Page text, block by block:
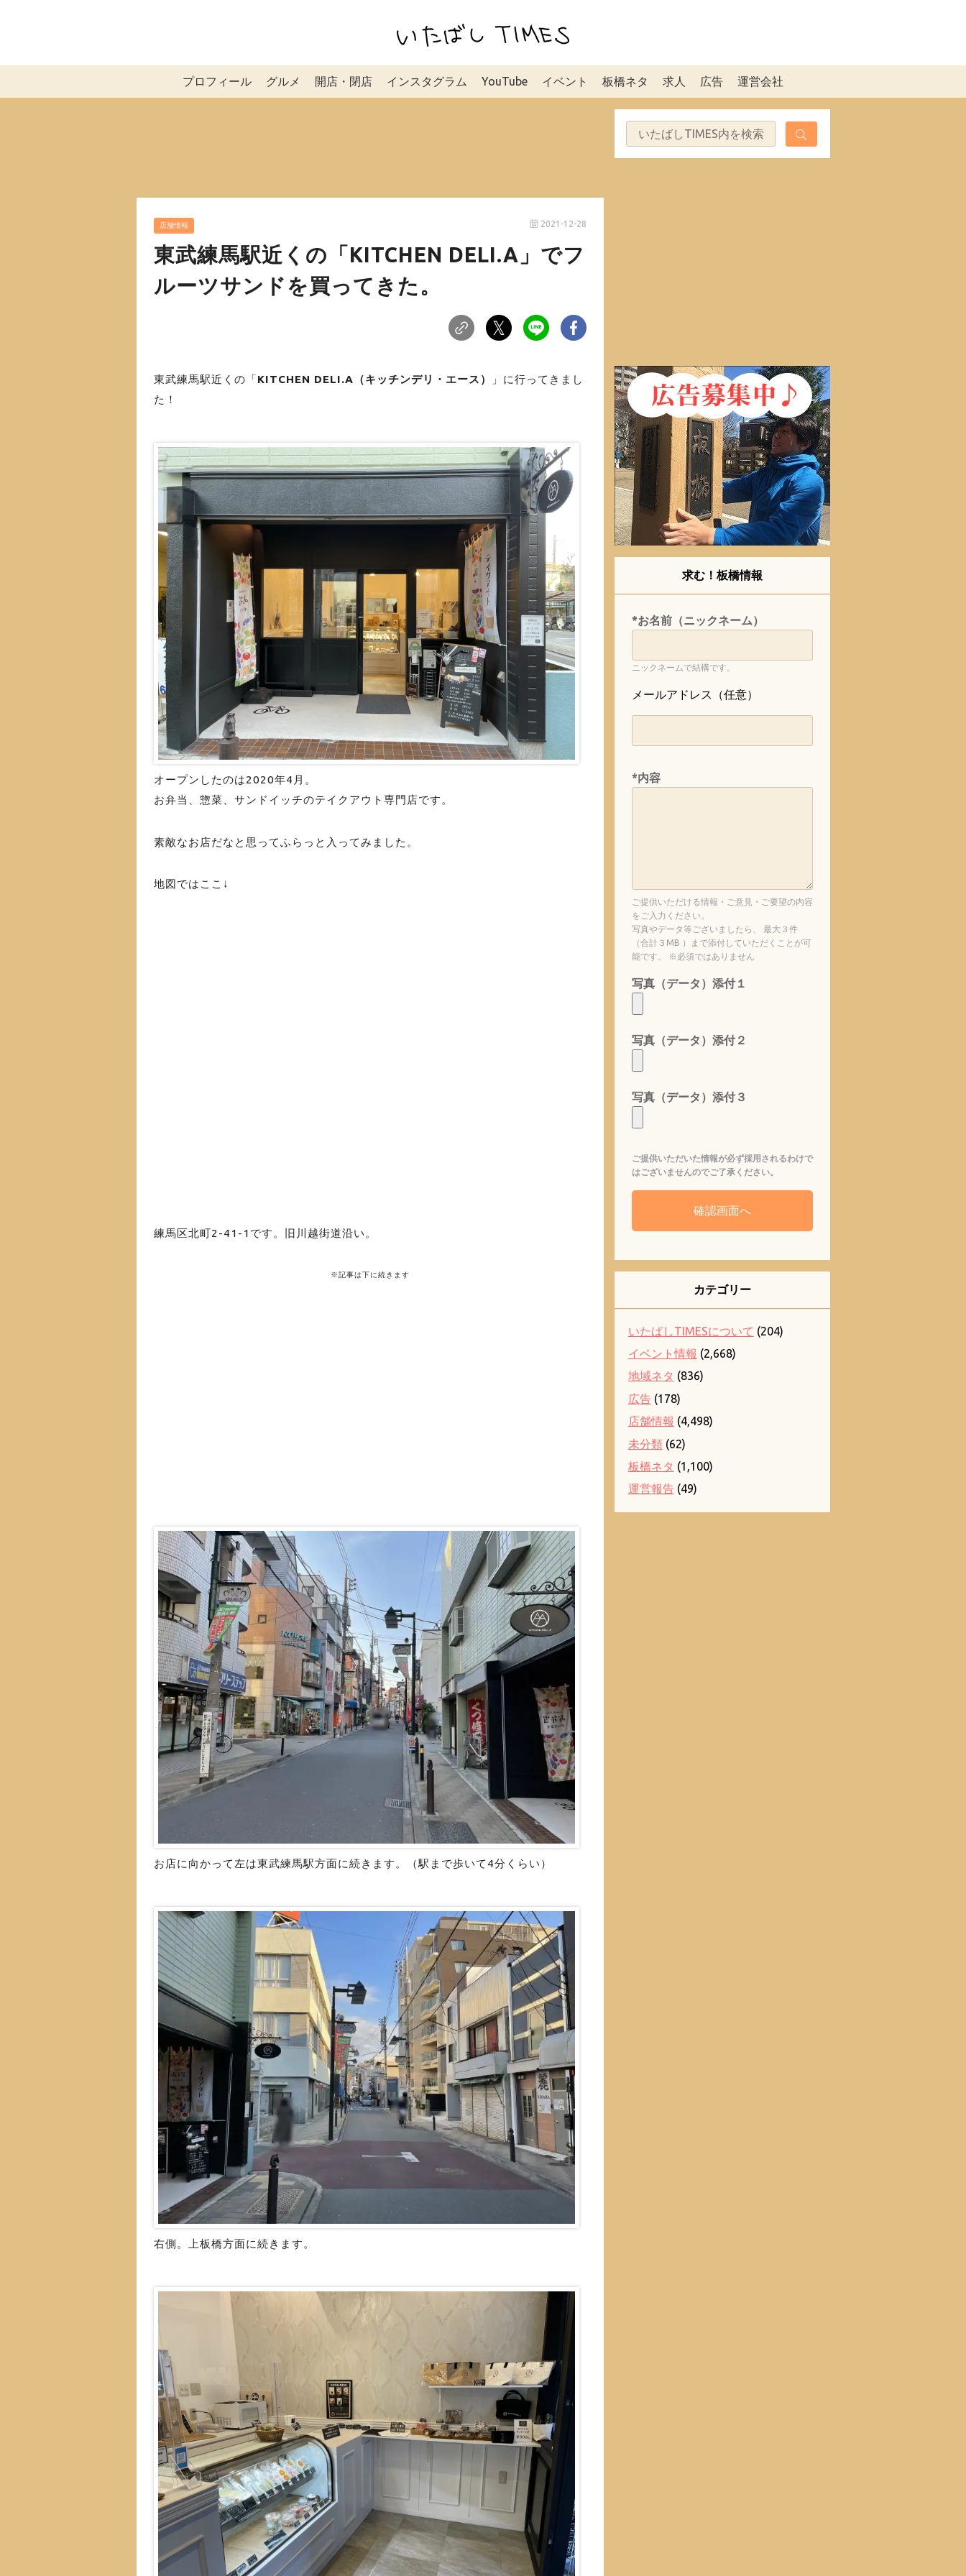
プロフィール グルメ 開店・閉店 インスタグラム YouTube イベント 板橋ネタ 求人 広告 運営会社
店舗情報 2021-12-28
東武練馬駅近くの「KITCHEN DELI.A」でフ
ルーツサンドを買ってきた。
東武練馬駅近くの「KITCHEN DELI.A（キッチンデリ・エース）
」に行ってきまし
た！
オープンしたのは2020年4月。
お弁当、惣菜、サンドイッチのテイクアウト専門店です。
素敵なお店だなと思ってふらっと入ってみました。
地図ではここ↓
練馬区北町2-41-1です。旧川越街道沿い。
※記事は下に続きます
お店に向かって左は東武練馬駅方面に続きます。（駅まで歩いて4分くらい）
右側。上板橋方面に続きます。
求む！板橋情報
*お名前（ニックネーム）
ニックネームで結構です。
メールアドレス（任意）
*内容
ご提供いただける情報・ご意見・ご要望の内容
をご入力ください。
写真やデータ等ございましたら、 最大３件
（合計３MB ）まで添付していただくことが可
能です。 ※必須ではありません
写真（データ）添付１
写真（データ）添付２
写真（データ）添付３
ご提供いただいた情報が必ず採用されるわけで
はございませんのでご了承ください。
カテゴリー
いたばしTIMESについて (204)
イベント情報 (2,668)
地域ネタ (836)
広告(178)
店舗情報 (4,498)
未分類(62)
板橋ネタ (1,100)
運営報告(49)